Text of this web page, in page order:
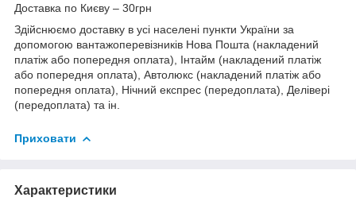
Доставка по Києву – 30грн
Здійснюємо доставку в усі населені пункти України за
допомогою вантажоперевізників Нова Пошта (накладений
платіж або попередня оплата), Інтайм (накладений платіж
або попередня оплата), Автолюкс (накладений платіж або
попередня оплата), Нічний експрес (передоплата), Делівері
(передоплата) та ін.
Приховати
Характеристики